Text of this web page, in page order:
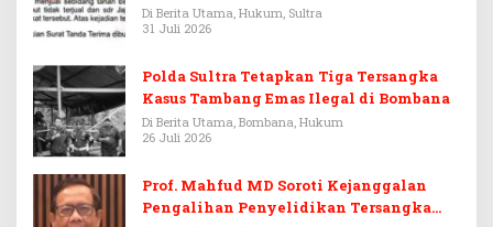
Di Berita Utama, Hukum, Sultra
31 Juli 2026
Polda Sultra Tetapkan Tiga Tersangka
Kasus Tambang Emas Ilegal di Bombana
Di Berita Utama, Bombana, Hukum
26 Juli 2026
Prof. Mahfud MD Soroti Kejanggalan
Pengalihan Penyelidikan Tersangka